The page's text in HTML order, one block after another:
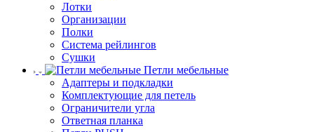
Лотки
Организации
Полки
Система рейлингов
Сушки
Петли мебельные
Адаптеры и подкладки
Комплектующие для петель
Ограничители угла
Ответная планка